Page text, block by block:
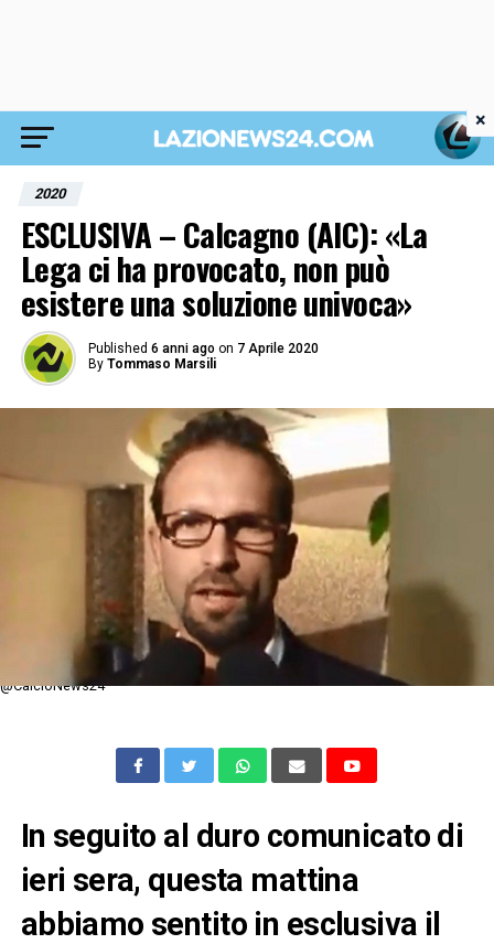
2020
ESCLUSIVA – Calcagno (AIC): «La
Lega ci ha provocato, non può
esistere una soluzione univoca»
Published 6 anni ago on 7 Aprile 2020
By Tommaso Marsili
@CalcioNews24
In seguito al duro comunicato di
ieri sera, questa mattina
abbiamo sentito in esclusiva il
×